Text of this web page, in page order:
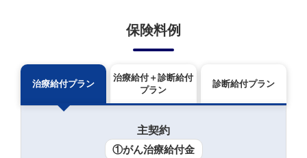
保険料例
治療給付プラン
治療給付＋診断給付
プラン
診断給付プラン
主契約
①がん治療給付金